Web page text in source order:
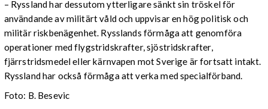
– Ryssland har dessutom ytterligare sänkt sin tröskel för
användande av militärt våld och uppvisar en hög politisk och
militär riskbenägenhet. Rysslands förmåga att genomföra
operationer med flygstridskrafter, sjöstridskrafter,
fjärrstridsmedel eller kärnvapen mot Sverige är fortsatt intakt.
Ryssland har också förmåga att verka med specialförband.
Foto: B. Besevic